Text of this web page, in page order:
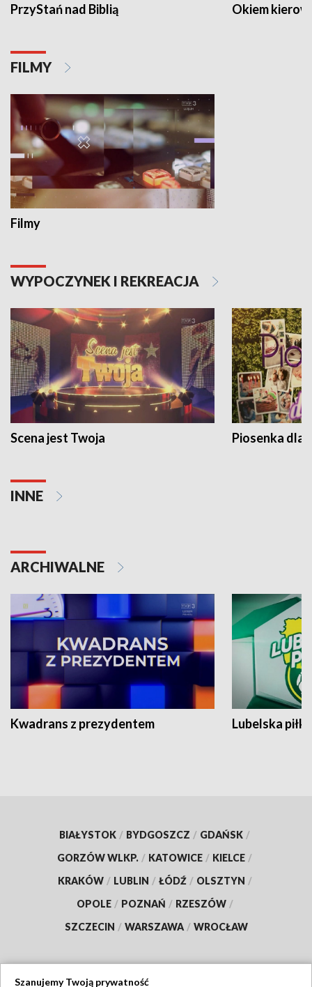
PrzyStań nad Biblią Okiem
FILMY
Filmy
WYPOCZYNEK I REKREACJA
Scena jest Twoja Piosenka dla
INNE
ARCHIWALNE
Kwadrans z prezydentem Lubelska piłka
BIAŁYSTOK / BYDGOSZCZ / GDAŃSK /
GORZÓW WLKP. / KATOWICE / KIELCE /
KRAKÓW / LUBLIN / ŁÓDŹ / OLSZTYN /
OPOLE / POZNAŃ / RZESZÓW /
SZCZECIN / WARSZAWA / WROCŁAW
Szanujemy Twoją prywatność